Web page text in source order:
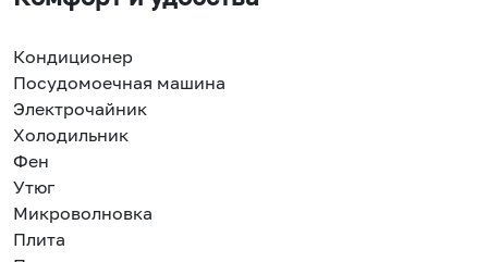
Кондиционер
Посудомоечная машина
Электрочайник
Холодильник
Фен
Утюг
Микроволновка
Плита